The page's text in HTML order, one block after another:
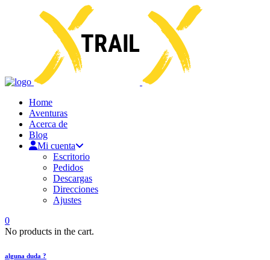
Home
Aventuras
Acerca de
Blog
Mi cuenta
Escritorio
Pedidos
Descargas
Direcciones
Ajustes
0
No products in the cart.
alguna duda ?